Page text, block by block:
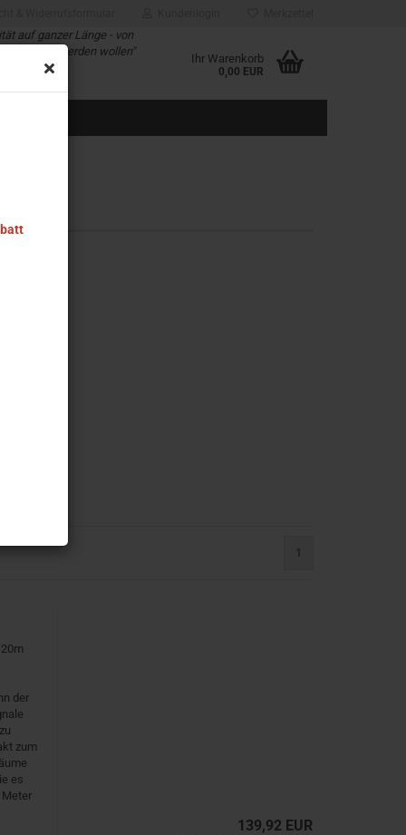
auf ganzer Länge - von
die es werden wollen"
für Sie
Ihr Warenkorb
0,00 EUR
1
der
zum
es
139,92 EUR